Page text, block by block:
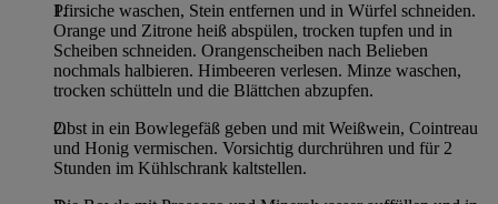
Pfirsiche waschen, Stein entfernen und in Würfel schneiden.
Orange und Zitrone heiß abspülen, trocken tupfen und in
Scheiben schneiden. Orangenscheiben nach Belieben
nochmals halbieren. Himbeeren verlesen. Minze waschen,
trocken schütteln und die Blättchen abzupfen.
Obst in ein Bowlegefäß geben und mit Weißwein, Cointreau
und Honig vermischen. Vorsichtig durchrühren und für 2
Stunden im Kühlschrank kaltstellen.